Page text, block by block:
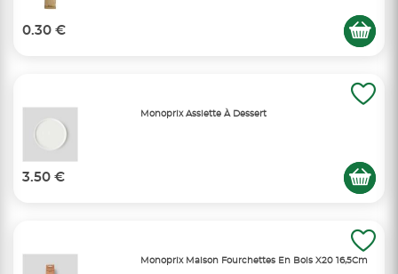
0.30 €
Monoprix Assiette À Dessert
3.50 €
Monoprix Maison Fourchettes En Bois X20 16,5Cm